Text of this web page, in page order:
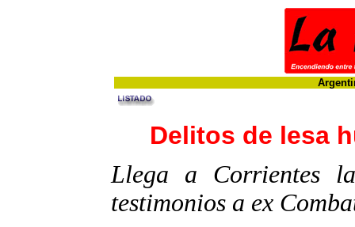
Delitos de lesa
Llega a Corrientes
testimonios a ex